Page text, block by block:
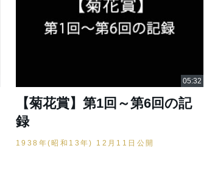
【菊花賞】第1回～第6回の記
録
1938年(昭和13年) 12月11日公開